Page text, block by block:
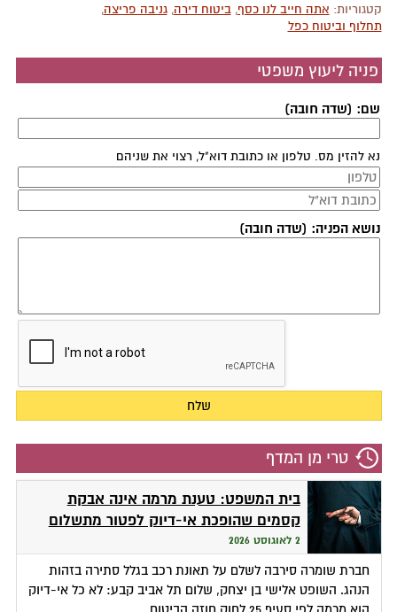
קטגוריות: אתה חייב לנו כסף,ביטוח דירה,גניבה פריצה,
תחלוף וביטוח כפל
פניה ליעוץ משפטי
שם: (שדה חובה)
נא להזין מס. טלפון או כתובת דוא"ל, רצוי את שניהם
נושא הפניה: (שדה חובה)
טרי מן המדף
בית המשפט: טענת מרמה אינה אבקת
קסמים שהופכת אי-דיוק לפטור מתשלום
2 לאוגוסט 2026
חברת שומרה סירבה לשלם על תאונת רכב בגלל סתירה בזהות
הנהג. השופט אלישי בן יצחק, שלום תל אביב קבע: לא כל אי-דיוק